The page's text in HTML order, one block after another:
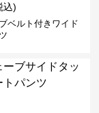
込)
ベルト付きワイド